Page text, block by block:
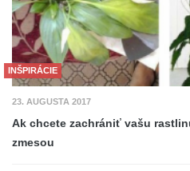
INŠPIRÁCIE
23. AUGUSTA 2017
Ak chcete zachrániť vašu
zmesou